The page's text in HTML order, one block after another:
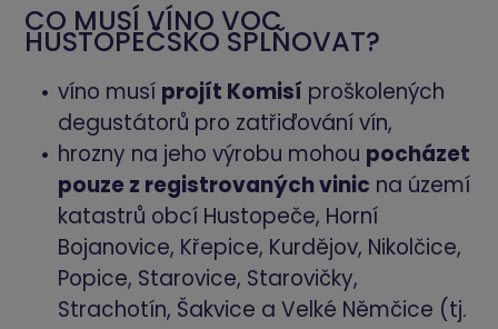
CO MUSÍ VÍNO VOC
HUSTOPEČSKO SPLŇOVAT?
víno musí projít Komisí proškolených
degustátorů pro zatřiďování vín,
hrozny na jeho výrobu mohou pocházet
pouze z registrovaných vinic na území
katastrů obcí Hustopeče, Horní
Bojanovice, Křepice, Kurdějov, Nikolčice,
Popice, Starovice, Starovičky,
Strachotín, Šakvice a Velké Němčice (tj.